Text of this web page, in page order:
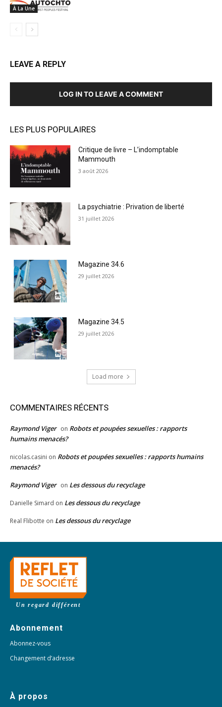
À La Une
LEAVE A REPLY
LOG IN TO LEAVE A COMMENT
LES PLUS POPULAIRES
Critique de livre – L’indomptable
Mammouth
3 août 2026
La psychiatrie : Privation de liberté
31 juillet 2026
Magazine 34.6
29 juillet 2026
Magazine 34.5
29 juillet 2026
Load more
COMMENTAIRES RÉCENTS
Raymond Viger on Robots et poupées sexuelles : rapports
humains menacés?
nicolas.casini on Robots et poupées sexuelles : rapports humains
menacés?
Raymond Viger on Les dessous du recyclage
Danielle Simard on Les dessous du recyclage
Real Flibotte on Les dessous du recyclage
Un regard différent
Abonnement
Abonnez-vous
Changement d’adresse
À propos